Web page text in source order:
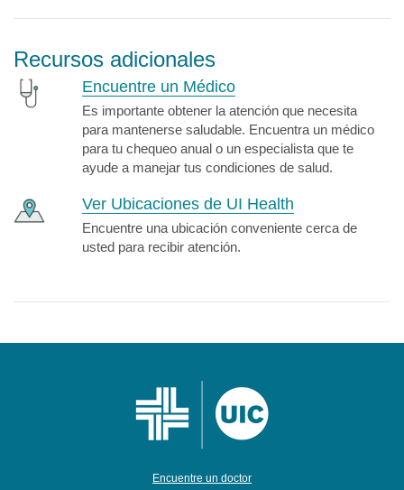
Recursos adicionales
Encuentre un Médico
Es importante obtener la atención que necesita
para mantenerse saludable. Encuentra un médico
para tu chequeo anual o un especialista que te
ayude a manejar tus condiciones de salud.
Ver Ubicaciones de UI Health
Encuentre una ubicación conveniente cerca de
usted para recibir atención.
Encuentre un doctor